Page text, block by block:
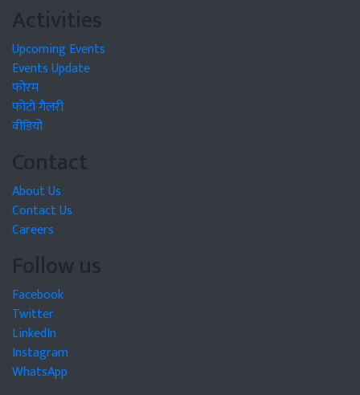
Activities
Upcoming Events
Events Update
फोरम
फोटो गैलरी
वीडियो
Contact
About Us
Contact Us
Careers
Follow us
Facebook
Twitter
LinkedIn
Instagram
WhatsApp